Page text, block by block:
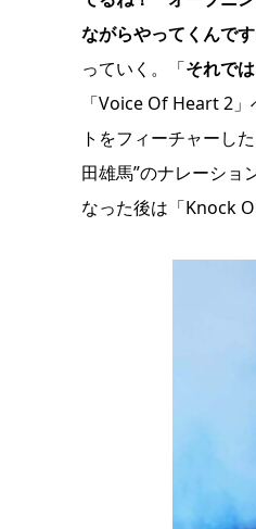
ながらやってくんで
っていく。「それで
「Voice Of Heart 2
トをフィーチャーし
田雄馬”のナレーショ
なった後は「Knock